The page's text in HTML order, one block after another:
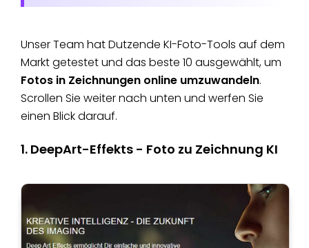
Unser Team hat Dutzende KI-Foto-Tools auf dem
Markt getestet und das beste 10 ausgewählt, um
Fotos in Zeichnungen online umzuwandeln.
Scrollen Sie weiter nach unten und werfen Sie
einen Blick darauf.
1. DeepArt-Effekts - Foto zu Zeichnung KI